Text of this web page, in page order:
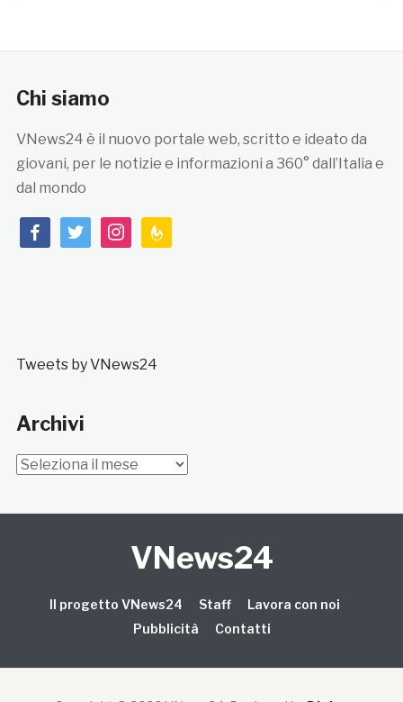
Chi siamo
VNews24 è il nuovo portale web, scritto e ideato da
giovani, per le notizie e informazioni a 360° dall’Italia e
dal mondo
facebooktwitterinstagramfeedburner
Tweets by VNews24
Archivi
Archivi
VNews24
Il progetto VNews24 Staff
Lavora con noi
Pubblicità
Contatti